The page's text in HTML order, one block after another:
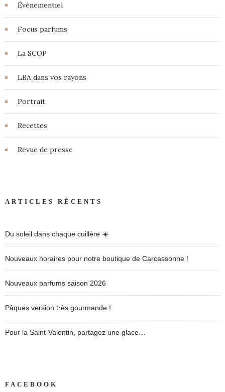
Événementiel
Focus parfums
La SCOP
LBA dans vos rayons
Portrait
Recettes
Revue de presse
ARTICLES RÉCENTS
Du soleil dans chaque cuillère ☀️
Nouveaux horaires pour notre boutique de Carcassonne !
Nouveaux parfums saison 2026
Pâques version très gourmande !
Pour la Saint-Valentin, partagez une glace…
FACEBOOK